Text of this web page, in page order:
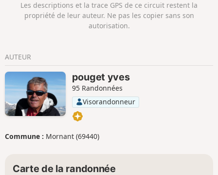
Les descriptions et la trace GPS de ce circuit restent la
propriété de leur auteur. Ne pas les copier sans son
autorisation.
AUTEUR
pouget yves
95 Randonnées
Visorandonneur
Commune : Mornant (69440)
Carte de la randonnée